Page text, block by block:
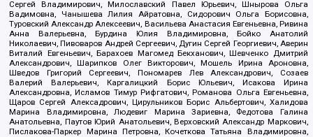
Сергей Владимирович, Милославский Павел Юрьевич, Шнырова Ольга
Вадимовна, Чанышева Лилия Айратовна, Сидорович Ольга Борисовна,
Туровский Александр Алексеевич, Васильева Анастасия Евгеньевна, Ривина
Анна Валерьевна, Бурдина Юлия Владимировна, Бойко Анатолий
Николаевич, Пивоваров Андрей Сергеевич, Дугин Сергей Георгиевич, Аверин
Виталий Евгеньевич, Барахоев Магомед Бекханович, Шевченко Дмитрий
Александрович, Шарипков Олег Викторович, Мошель Ирина Ароновна,
Шведов Григорий Сергеевич, Пономарев Лев Александрович, Созаев
Валерий Валерьевич, Каргалицкий Борис Юльевич, Исакова Ирина
Александровна, Исламов Тимур Рифгатович, Романова Ольга Евгеньевна,
Щаров Сергей Алексадрович, Цирульников Борис Альбертович, Халидова
Марина Владимировна, Людевиг Марина Зариевна, Федотова Галина
Анатольевна, Паутов Юрий Анатольевич, Верховский Александр Маркович,
Пислакова-Паркер Марина Петровна, Кочеткова Татьяна Владимировна,